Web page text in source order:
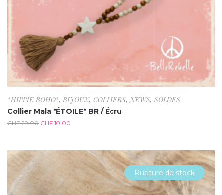
*HIPPIE BOHO*, BIJOUX, COLLIERS,NEWS, SOLDES
Collier Mala *ÉTOILE* BR / Écru
CHF29.00 CHF 10.00
Rupture de stock